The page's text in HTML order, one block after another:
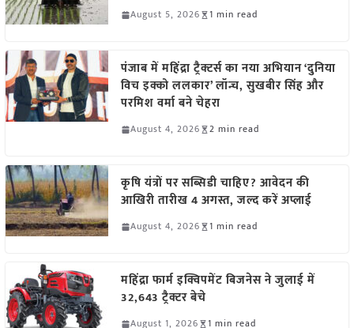
August 5, 2026 1 min read
पंजाब में महिंद्रा ट्रैक्टर्स का नया अभियान ‘दुनिया
विच इक्को ललकार’ लॉन्च, सुखबीर सिंह और
परमिश वर्मा बने चेहरा
August 4, 2026 2 min read
कृषि यंत्रों पर सब्सिडी चाहिए? आवेदन की
आखिरी तारीख 4 अगस्त, जल्द करें अप्लाई
August 4, 2026 1 min read
महिंद्रा फार्म इक्विपमेंट बिजनेस ने जुलाई में
32,643 ट्रैक्टर बेचे
August 1, 2026 1 min read